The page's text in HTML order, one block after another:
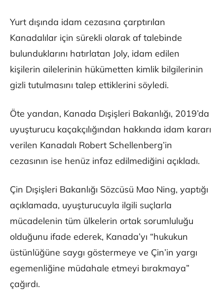
Yurt dışında idam cezasına çarptırılan
Kanadalılar için sürekli olarak af talebinde
bulunduklarını hatırlatan Joly, idam edilen
kişilerin ailelerinin hükümetten kimlik bilgilerinin
gizli tutulmasını talep ettiklerini söyledi.
Öte yandan, Kanada Dışişleri Bakanlığı, 2019’da
uyuşturucu kaçakçılığından hakkında idam kararı
verilen Kanadalı Robert Schellenberg’in
cezasının ise henüz infaz edilmediğini açıkladı.
Çin Dışişleri Bakanlığı Sözcüsü Mao Ning, yaptığı
açıklamada, uyuşturucuyla ilgili suçlarla
mücadelenin tüm ülkelerin ortak sorumluluğu
olduğunu ifade ederek, Kanada’yı “hukukun
üstünlüğüne saygı göstermeye ve Çin’in yargı
egemenliğine müdahale etmeyi bırakmaya”
çağırdı.